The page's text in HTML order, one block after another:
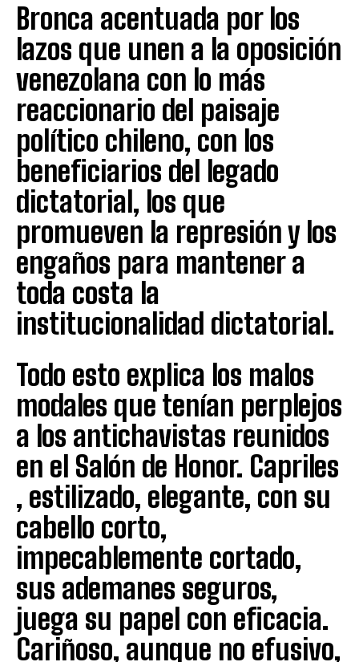
Bronca acentuada por los
lazos que unen a la oposición
venezolana con lo más
reaccionario del paisaje
político chileno, con los
beneficiarios del legado
dictatorial, los que
promueven la represión y los
engaños para mantener a
toda costa la
institucionalidad dictatorial.
Todo esto explica los malos
modales que tenían perplejos
a los antichavistas reunidos
en el Salón de Honor. Capriles
, estilizado, elegante, con su
cabello corto,
impecablemente cortado,
sus ademanes seguros,
juega su papel con eficacia.
Cariñoso, aunque no efusivo,